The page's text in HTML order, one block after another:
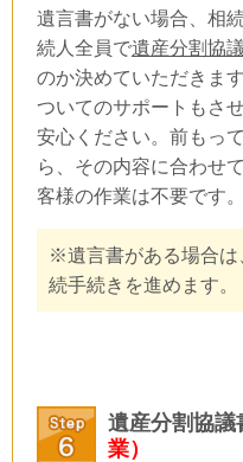
遺言書がない場合、相
続人全員で遺産分割協議
のか決めていただきま
ついてのサポートもさ
安心ください。前もっ
ら、その内容に合わせ
客様の作業は不要です。
※遺言書がある場合は
続手続きを進めます。
遺産分割協議
業）